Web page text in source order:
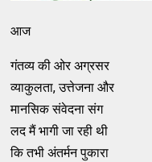
आज
गंतव्य की ओर अग्रसर
व्याकुलता, उत्तेजना और
मानसिक संवेदना संग
लद मैं भागी जा रही थी
कि तभी अंतर्मन पुकारा